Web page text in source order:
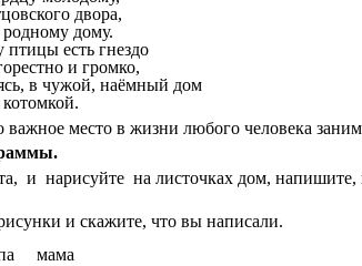
двора,
родному дому.
птицы есть гнездо
и громко,
в чужой, наёмный дом
важное место в жизни любого человека
и нарисуйте на листочках дом,
и скажите, что вы написали.